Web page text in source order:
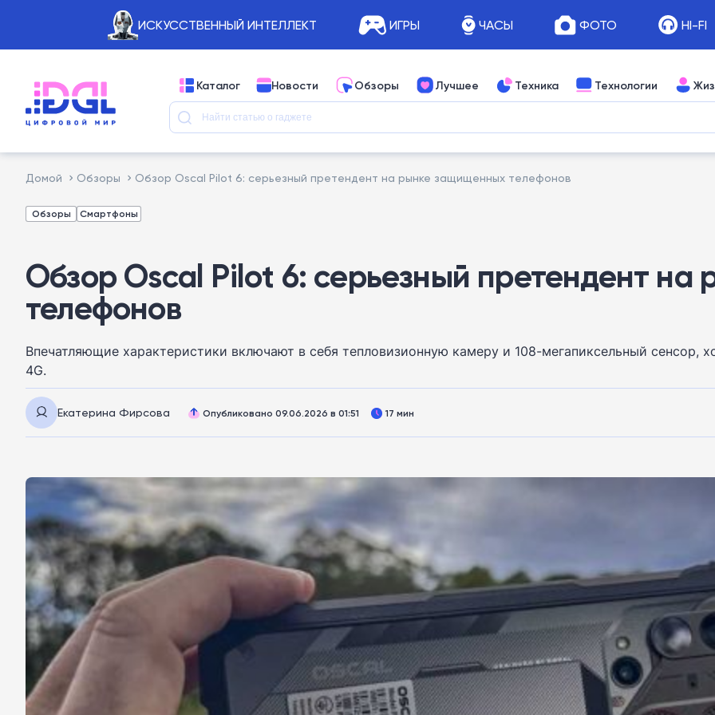
ИСКУССТВЕННЫЙ ИНТЕЛЛЕКТ ИГРЫ ЧАСЫ ФОТО HI-FI
Каталог Новости Обзоры Лучшее Техника Технологии
Домой Обзоры Обзор Oscal Pilot 6: серьезный претендент на рынке защищенных телефонов
Обзоры Смартфоны
Обзор Oscal Pilot 6: серьезный претендент
телефонов
Впечатляющие характеристики включают в себя тепловизионную камеру и 108-мегапиксельный сенсор,
4G.
Екатерина Фирсова Опубликовано 09.06.2026 в 01:51 17 мин